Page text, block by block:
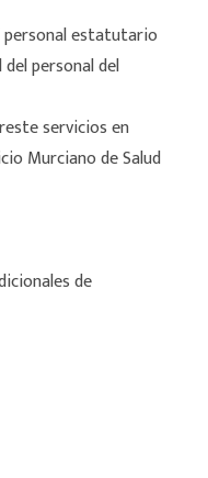
personal estatutario
personal del
servicios en
Murciano de Salud
de